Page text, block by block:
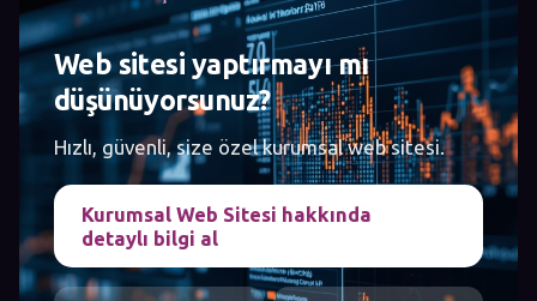
Web sitesi yaptırmayı mı
düşünüyorsunuz?
Hızlı, güvenli, size özel kurumsal web sitesi.
Kurumsal Web Sitesi hakkında
detaylı bilgi al